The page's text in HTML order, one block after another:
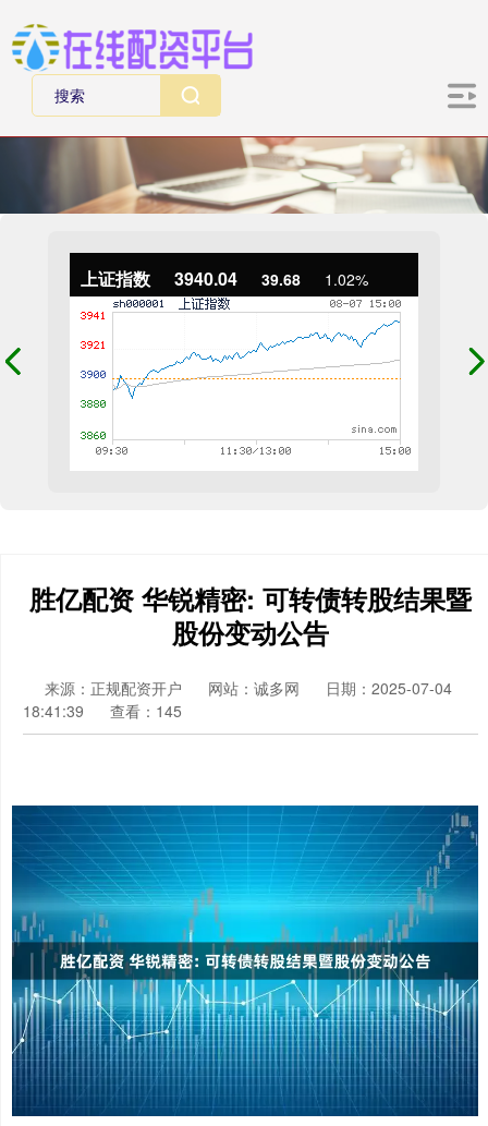
上证指数 3940.04 39.68 1.02%
胜亿配资 华锐精密: 可转债转股结果暨
股份变动公告
来源：正规配资开户 网站：诚多网
日期：2025-07-04
18:41:39
查看：145